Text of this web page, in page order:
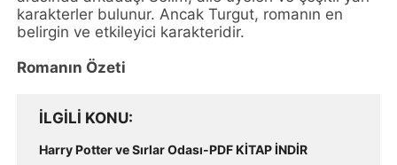
karakterler bulunur. Ancak Turgut, romanın en
belirgin ve etkileyici karakteridir.
Romanın Özeti
İLGILI KONU
Harry Potter ve Sırlar Odası-PDF KİTAP İNDİR